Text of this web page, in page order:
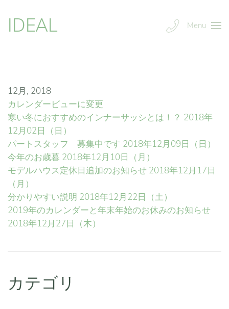
IDEAL Menu
12月, 2018
カレンダービューに変更
寒い冬におすすめのインナーサッシとは！？ 2018年
12月02日（日）
パートスタッフ 募集中です 2018年12月09日（日）
今年のお歳暮 2018年12月10日（月）
モデルハウス定休日追加のお知らせ 2018年12月17日
（月）
分かりやすい説明 2018年12月22日（土）
2019年のカレンダーと年末年始のお休みのお知らせ
2018年12月27日（木）
カテゴリ